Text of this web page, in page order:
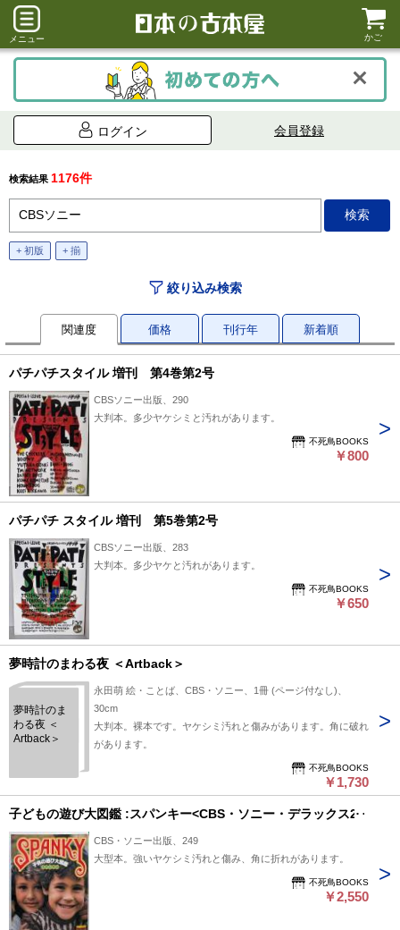
メニュー かご
ログイン 会員登録
検索結果 1176件
+ 初版 + 揃
絞り込み検索
関連度 価格 刊行年 新着順
パチパチスタイル 増刊 第4巻第2号
CBSソニー出版、290
大判本。多少ヤケシミと汚れがあります。
不死鳥BOOKS
￥800
パチパチ スタイル 増刊 第5巻第2号
CBSソニー出版、283
大判本。多少ヤケと汚れがあります。
不死鳥BOOKS
￥650
夢時計のまわる夜 ＜Artback＞
夢時計のま
わる夜 ＜
Artback＞
永田萌 絵・ことば、CBS・ソニー、1冊 (ページ付なし)、
30cm
大判本。裸本です。ヤケシミ汚れと傷みがあります。角に破れ
があります。
不死鳥BOOKS
￥1,730
子どもの遊び大図鑑 :スパンキー<CBS・ソニー・デラックス2>
CBS・ソニー出版、249
大型本。強いヤケシミ汚れと傷み、角に折れがあります。
不死鳥BOOKS
￥2,550